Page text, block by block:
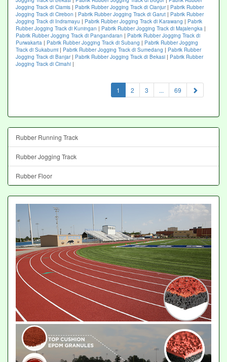
Jogging Track di Ciamis | Pabrik Rubber Jogging Track di Cianjur| Pabrik Rubber
Jogging Track di Cirebon | Pabrik Rubber Jogging Track di Garut | Pabrik Rubber
Jogging Track di Indramayu | Pabrik Rubber Jogging Track di Karawang | Pabrik
Rubber Jogging Track di Kuningan | Pabrik Rubber Jogging Track di Majalengka |
Pabrik Rubber Jogging Track di Pangandaran | Pabrik Rubber Jogging Track di
Purwakarta | Pabrik Rubber Jogging Track di Subang | Pabrik Rubber Jogging
Track di Sukabumi | Pabrik Rubber Jogging Track di Sumedang | Pabrik Rubber
Jogging Track di Banjar| Pabrik Rubber Jogging Track di Bekasi | Pabrik Rubber
Jogging Track di Cimahi |
1 (current)
2 3 ... 69
Rubber Running Track
Rubber Jogging Track
Rubber Floor